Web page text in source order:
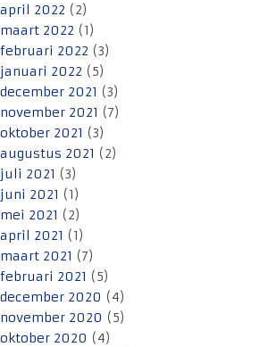
april 2022 (2)
maart 2022 (1)
februari 2022 (3)
januari 2022 (5)
december 2021 (3)
november 2021 (7)
oktober 2021 (3)
augustus 2021 (2)
juli 2021 (3)
juni 2021 (1)
mei 2021 (2)
april 2021 (1)
maart 2021 (7)
februari 2021 (5)
december 2020 (4)
november 2020 (5)
oktober 2020 (4)